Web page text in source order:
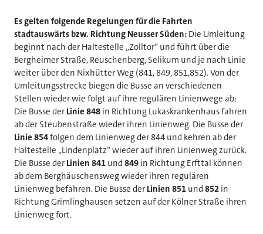
Es gelten folgende Regelungen für die Fahrten
stadtauswärts bzw. Richtung Neusser Süden: Die Umleitung
beginnt nach der Haltestelle „Zolltor“ und führt über die
Bergheimer Straße, Reuschenberg, Selikum und je nach Linie
weiter über den Nixhütter Weg (841, 849, 851,852). Von der
Umleitungsstrecke biegen die Busse an verschiedenen
Stellen wieder wie folgt auf ihre regulären Linienwege ab:
Die Busse der Linie 848 in Richtung Lukaskrankenhaus fahren
ab der Steubenstraße wieder ihren Linienweg. Die Busse der
Linie 854folgen dem Linienweg der 844 und kehren ab der
Haltestelle „Lindenplatz“ wieder auf ihren Linienweg zurück.
Die Busse der Linien 841 und 849 in Richtung Erfttal können
ab dem Berghäuschensweg wieder ihren regulären
Linienweg befahren. Die Busse der Linien 851 und 852 in
Richtung Grimlinghausen setzen auf der Kölner Straße ihren
Linienweg fort.